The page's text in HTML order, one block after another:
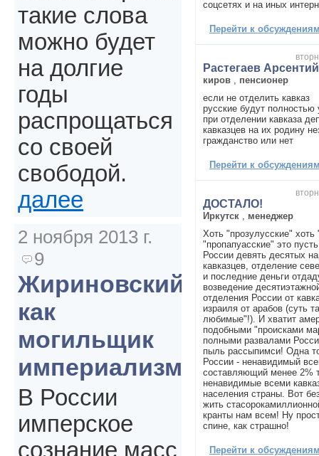
соцсетях и на иных
Перейти к
Растегаев
киров
пенсионер
если не отделить кавказ
русские будут полностью
при отделении кавказа
кавказцев на их родину
гражданство или нет
Перейти к
ДОСТАЛО!
Иркутск
менеджер
Хоть "прозулусские" хоть
"пропапуасские" это
России девять десятых
кавказцев, отделение
и последние деньги
возведение
отделения России от
израиля от арабов (суть
любимые"!). И хватит
подобными "происками
полными развалами
пыль рассыпимси! Одна
России - ненавидимый
составляющий менее 2%
ненавидимые всеми
населения страны. Вот
жить
кранты нам всем! Ну
спине, как страшно!
Перейти к
такие слова
можно будет
на долгие
годы
распрощаться
со своей
свободой.
далее
2 ноября 2013 г.
9
Жириновский
как
могильщик
империализма
В России
имперское
сознание масс